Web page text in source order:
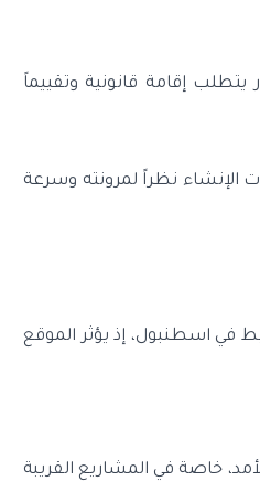
إقامة قانونية وتقييماً
الإنشاء نظراً لمرونته وسرعة
في اسطنبول، إذ يؤثر الموقع
خاصة في المشاريع القريبة